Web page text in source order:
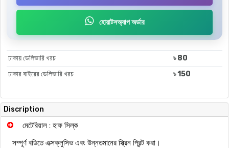
হোয়াটসঅ্যাপ অর্ডার
ঢাকায় ডেলিভারি খরচ
৳ 80
ঢাকার বাইরের ডেলিভারি খরচ
৳ 150
Discription
মেটেরিয়াল : হাফ সিল্ক
সম্পূর্ণ বডিতে এক্সক্লুসিভ এবং উন্নতমানের স্ক্রিন প্রিন্ট করা।